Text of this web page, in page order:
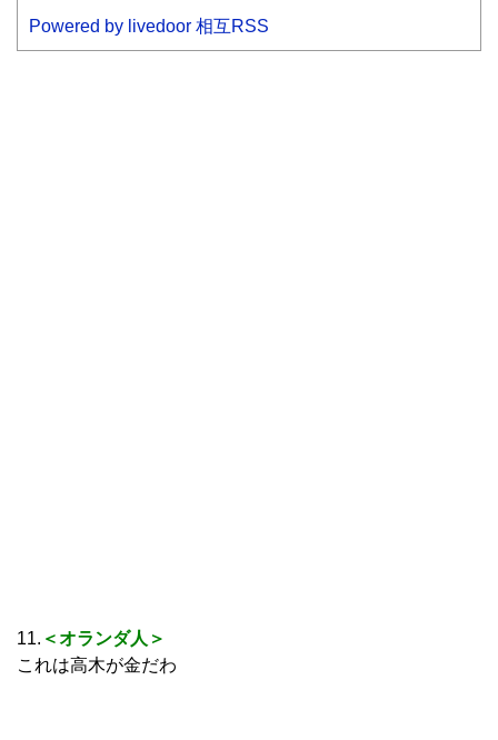
Powered by livedoor 相互RSS
11. ＜オランダ人＞
これは高木が金だわ